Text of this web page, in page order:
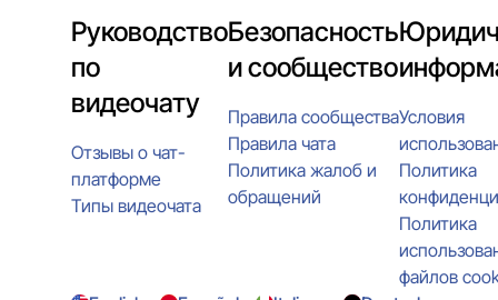
Руководство
по
видеочату
Отзывы о чат-
платформе
Типы видеочата
Безопасность
и сообщество
Правила сообщества
Правила чата
Политика жалоб и
обращений
Условия
Политика
Политика
файлов